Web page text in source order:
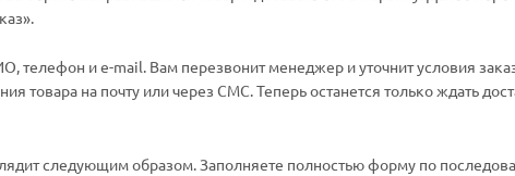
телефон и e-mail. Вам перезвонит менеджер и уточнит условия
товара на почту или через СМС. Теперь останется только ждать
следующим образом. Заполняете полностью форму по